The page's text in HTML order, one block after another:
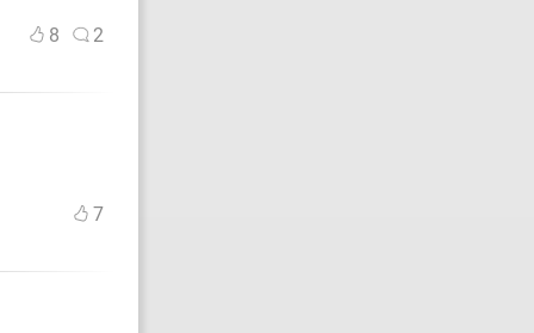
8 2
7